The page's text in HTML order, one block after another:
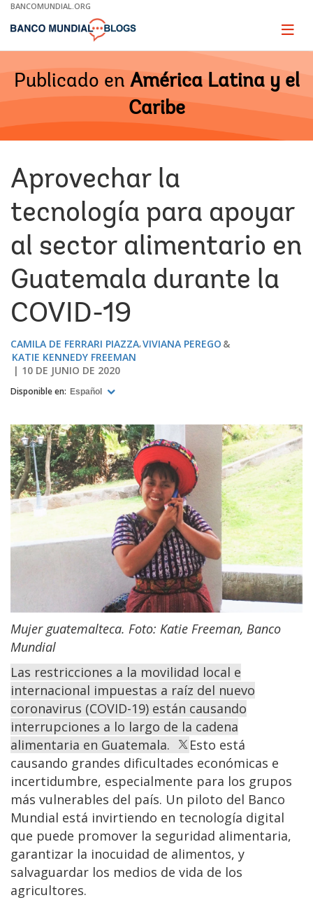
Skip
Main
BANCOMUNDIAL.ORG
Page
Publicado en América Latina y el
Caribe
Aprovechar la
tecnología para apoyar
al sector alimentario en
Guatemala durante la
COVID-19
CAMILA DE FERRARI PIAZZA VIVIANA PEREGO
KATIE KENNEDY FREEMAN
10 DE JUNIO DE 2020
Disponible en: Español
Mujer guatemalteca. Foto: Katie Freeman, Banco
Mundial
Las restricciones a la movilidad local e
internacional impuestas a raíz del nuevo
coronavirus (COVID-19) están causando
interrupciones a lo largo de la cadena
alimentaria en Guatemala.
Esto está
causando grandes dificultades económicas e
incertidumbre, especialmente para los grupos
más vulnerables del país. Un piloto del Banco
Mundial está invirtiendo en tecnología digital
que puede promover la seguridad alimentaria,
garantizar la inocuidad de alimentos, y
salvaguardar los medios de vida de los
agricultores.